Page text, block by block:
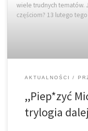
wiele trudnych tematów.
częściom? 13 lutego
AKTUALNOŚCI
,,Piep*zyć
trylogia dalej